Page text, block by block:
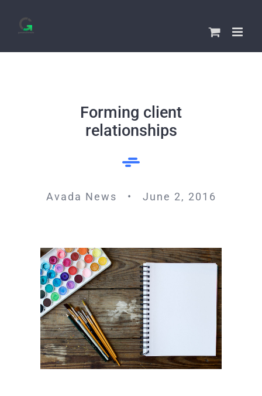
Forming client
relationships
Avada News • June 2, 2016